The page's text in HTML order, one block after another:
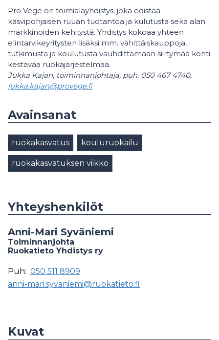
Pro Vege on toimialayhdistys, joka edistää
kasvipohjaisen ruuan tuotantoa ja kulutusta sekä alan
markkinoiden kehitystä. Yhdistys kokoaa yhteen
elintarvikeyritysten lisäksi mm. vähittäiskauppoja,
tutkimusta ja koulutusta vauhdittamaan siirtymää kohti
kestävää ruokajärjestelmää.
Jukka Kajan, toiminnanjohtaja, puh. 050 467 4740,
jukka.kajan@provege.fi
Avainsanat
ruokakasvatus kouluruokailu
ruokakasvatuksen viikko
Yhteyshenkilöt
Anni-Mari Syväniemi
Toiminnanjohta
Ruokatieto Yhdistys ry
Puh: 050 511 8909
anni-mari.syvaniemi@ruokatieto.fi
Kuvat